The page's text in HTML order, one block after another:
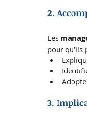
2.
Les
pour qu’ils
3.